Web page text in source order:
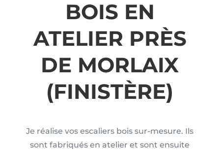
BOIS EN
ATELIER PRÈS
DE MORLAIX
(FINISTÈRE)
Je réalise vos escaliers bois sur-mesure. Ils
sont fabriqués en atelier et sont ensuite